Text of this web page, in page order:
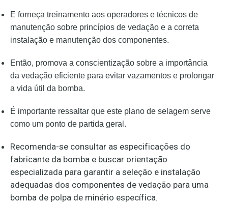
E forneça treinamento aos operadores e técnicos de
manutenção sobre princípios de vedação e a correta
instalação e manutenção dos componentes.
Então, promova a conscientização sobre a importância
da vedação eficiente para evitar vazamentos e prolongar
a vida útil da bomba.
É importante ressaltar que este plano de selagem serve
como um ponto de partida geral.
Recomenda-se consultar as especificações do
fabricante da bomba e buscar orientação
especializada para garantir a seleção e instalação
adequadas dos componentes de vedação para uma
bomba de polpa de minério específica.